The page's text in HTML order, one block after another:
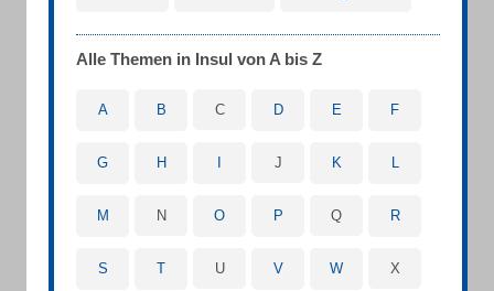
Alle Themen in Insul von A bis Z
A B C D E F
G H J K L
M N O P Q R
S T U V W X